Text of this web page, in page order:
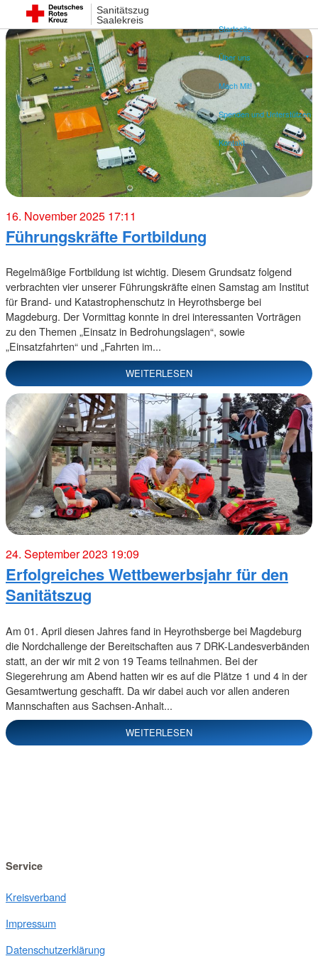
Sanitätszug
Saalekreis
Startseite
Über uns
Mach Mit!
Spenden und Unterstützen
Kontakt
16. November 2025 17:11
Führungskräfte Fortbildung
Regelmäßige Fortbildung ist wichtig. Diesem Grundsatz folgend
verbrachten vier unserer Führungskräfte einen Samstag am Institut
für Brand- und Katastrophenschutz in Heyrothsberge bei
Magdeburg. Der Vormittag konnte in drei interessanten Vorträgen
zu den Themen „Einsatz in Bedrohungslagen“, sowie
„Einsatzfahrten“ und „Fahrten im...
WEITERLESEN
24. September 2023 19:09
Erfolgreiches Wettbewerbsjahr für den
Sanitätszug
Am 01. April diesen Jahres fand in Heyrothsberge bei Magdeburg
die Nordchallenge der Bereitschaften aus 7 DRK-Landesverbänden
statt, an der wir mit 2 von 19 Teams teilnahmen. Bei der
Siegerehrung am Abend hatten wir es auf die Plätze 1 und 4 in der
Gesamtwertung geschafft. Da wir dabei auch vor allen anderen
Mannschaften aus Sachsen-Anhalt...
WEITERLESEN
Service
Kreisverband
Impressum
Datenschutzerklärung